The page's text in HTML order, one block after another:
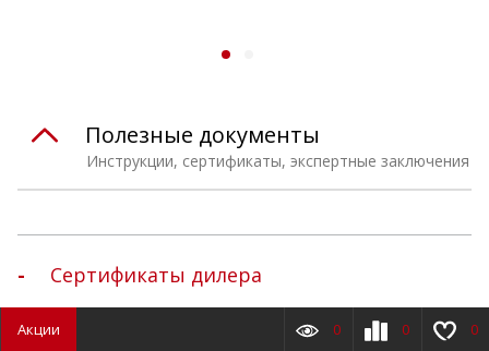
Инструкции, сертификаты, экспертные заключения
Полезные документы
Сертификаты дилера
Акции 0 0 0